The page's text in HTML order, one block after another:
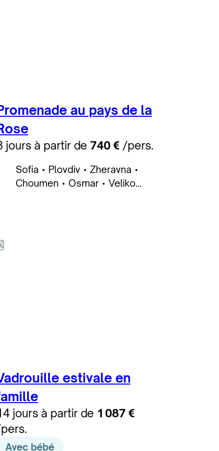
au pays de la
jours à partir de 740 € /pers.
Sofia Plovdiv
Zheravna
Choumen
Osmar
Veliko
estivale en
jours à partir de 1 087 €
Avec bébé